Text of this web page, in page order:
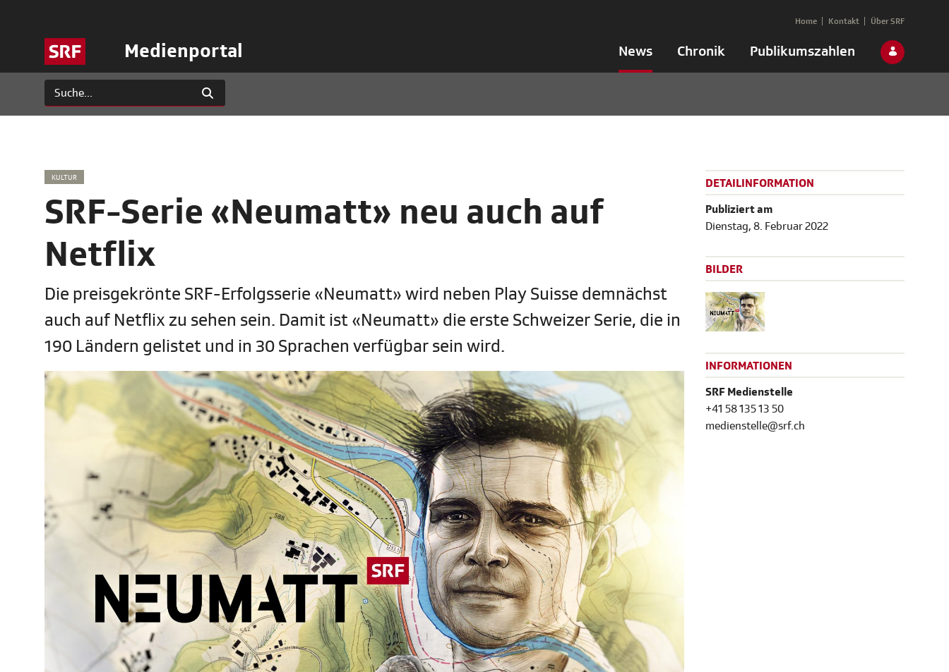
Medienportal News Chronik Publikumszahlen
Home Kontakt Über SRF
KULTUR
SRF-Serie «Neumatt» neu auch auf
Netflix
Die preisgekrönte SRF-Erfolgsserie «Neumatt» wird neben Play Suisse demnächst
auch auf Netflix zu sehen sein. Damit ist «Neumatt» die erste Schweizer Serie, die in
190 Ländern gelistet und in 30 Sprachen verfügbar sein wird.
DETAILINFORMATION
Publiziert am
Dienstag, 8. Februar 2022
BILDER
INFORMATIONEN
SRF Medienstelle
+41 58 135 13 50
medienstelle@srf.ch